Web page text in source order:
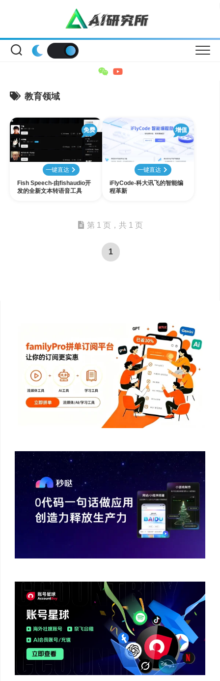
教育领域
免费
一键直达
Fish Speech-由fishaudio开
发的全新文本转语音工具
增值
一键直达
iFlyCode-科大讯飞的智能编
程革新
第 1 页，共 1 页
1